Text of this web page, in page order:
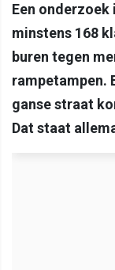
Een onderzoek
minstens 168
buren tegen
rampetampen.
ganse straat
Dat staat